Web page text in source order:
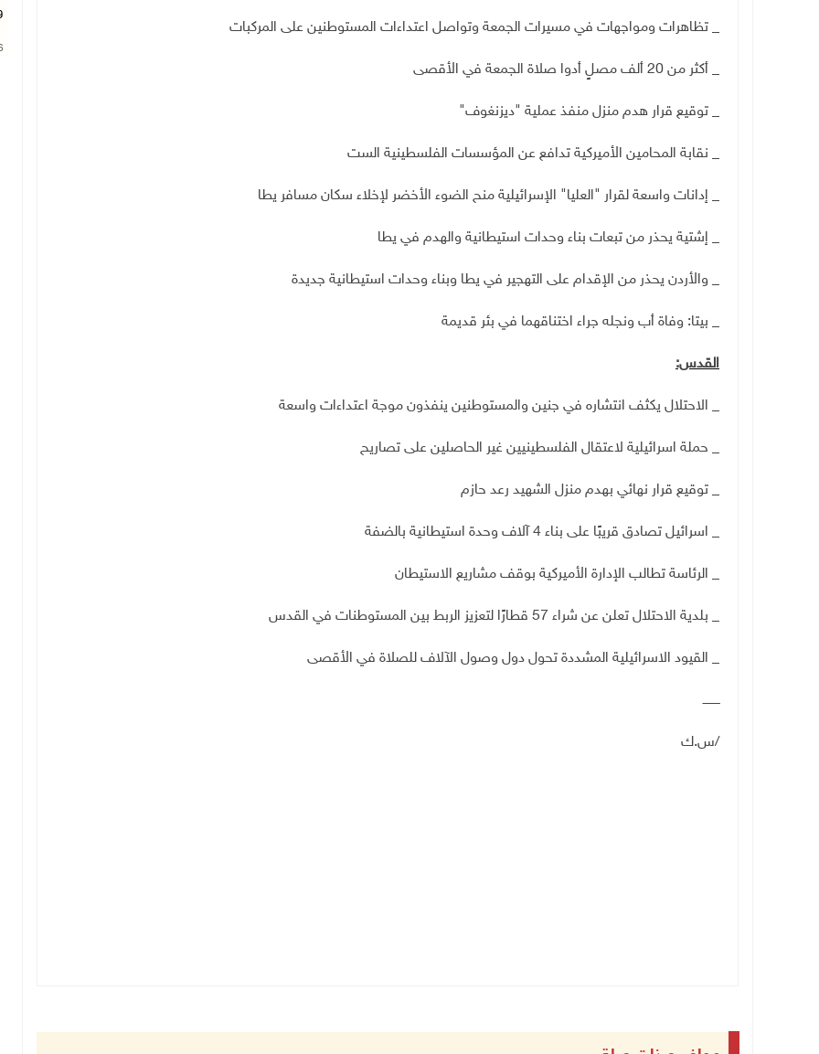
_ تظاهرات ومواجهات في مسيرات الجمعة وتواصل اعتداءات المستوطنين على المركبات
_ أكثر من 20 ألف مصلٍ أدوا صلاة الجمعة في الأقصى
_ توقيع قرار هدم منزل منفذ عملية "ديزنغوف"
_ نقابة المحامين الأميركية تدافع عن المؤسسات الفلسطينية الست
_ إدانات واسعة لقرار "العليا" الإسرائيلية منح الضوء الأخضر لإخلاء سكان مسافر يطا
_ إشتية يحذر من تبعات بناء وحدات استيطانية والهدم في يطا
_ والأردن يحذر من الإقدام على التهجير في يطا وبناء وحدات استيطانية جديدة
_ بيتا: وفاة أب ونجله جراء اختناقهما في بئر قديمة
القدس:
_ الاحتلال يكثف انتشاره في جنين والمستوطنين ينفذون موجة اعتداءات واسعة
_ حملة اسرائيلية لاعتقال الفلسطينيين غير الحاصلين على تصاريح
_ توقيع قرار نهائي بهدم منزل الشهيد رعد حازم
_ اسرائيل تصادق قريبًا على بناء 4 آلاف وحدة استيطانية بالضفة
_ الرئاسة تطالب الإدارة الأميركية بوقف مشاريع الاستيطان
_ بلدية الاحتلال تعلن عن شراء 57 قطارًا لتعزيز الربط بين المستوطنات في القدس
_ القيود الاسرائيلية المشددة تحول دول وصول الآلاف للصلاة في الأقصى
ـــــــــ
/س.ك